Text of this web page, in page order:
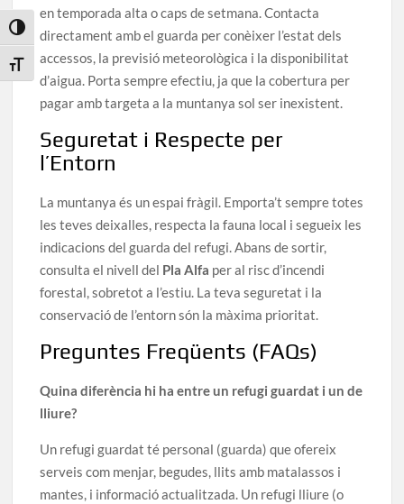
Toggle High Contrast
Toggle Font size
en temporada alta o caps de setmana. Contacta
directament amb el guarda per conèixer l’estat dels
accessos, la previsió meteorològica i la disponibilitat
d’aigua. Porta sempre efectiu, ja que la cobertura per
pagar amb targeta a la muntanya sol ser inexistent.
Seguretat i Respecte per
l’Entorn
La muntanya és un espai fràgil. Emporta’t sempre totes
les teves deixalles, respecta la fauna local i segueix les
indicacions del guarda del refugi. Abans de sortir,
consulta el nivell del Pla Alfa per al risc d’incendi
forestal, sobretot a l’estiu. La teva seguretat i la
conservació de l’entorn són la màxima prioritat.
Preguntes Freqüents (FAQs)
Quina diferència hi ha entre un refugi guardat i un de
lliure?
Un refugi guardat té personal (guarda) que ofereix
serveis com menjar, begudes, llits amb matalassos i
mantes, i informació actualitzada. Un refugi lliure (o